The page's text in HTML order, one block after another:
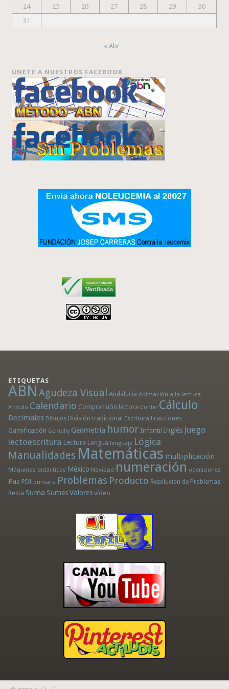
24
25 26 27 28 29
30
31
« Abr
ÚNETE A NUESTROS FACEBOOK
ETIQUETAS
ABN Agudeza Visual Andalucía Animación a la lectura
Artículo Calendario Comprensión lectora Contar Cálculo
Decimales Dibujos División tradicional Escritura Fracciones
Gamificación Genially Geometría humor Infantil Inglés Juego
lectoescritura Lectura Lengua lenguaje Lógica
Manualidades Matemáticas multiplicación
Máquinas didácticas México Navidad numeración operaciones
Paz PDI primaria Problemas Producto Resolución de Problemas
Resta Suma Sumas Valores vídeo